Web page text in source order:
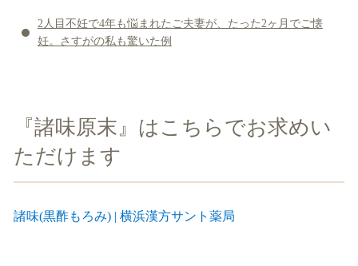
2人目不妊で4年も悩まれたご夫妻が、たった2ヶ月でご懐
妊。さすがの私も驚いた例
『諸味原末』はこちらでお求めい
ただけます
諸味(黒酢もろみ) | 横浜漢方サント薬局